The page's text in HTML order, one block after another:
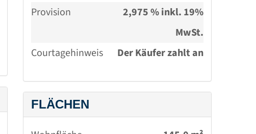
Provision
2,975 % inkl. 19%
MwSt.
Courtagehinweis
Der Käufer zahlt an
Provision in Höhe von
2,975 % inkl. 19%
FLÄCHEN